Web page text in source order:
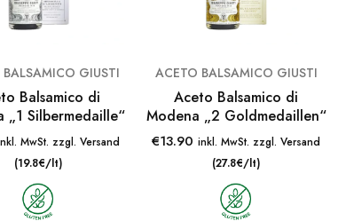
GIUSTI
Balsamico di
„1 Silbermedaille“
MwSt. zzgl. Versand
(19.8€/lt)
ACETO BALSAMICO GIUSTI
Aceto Balsamico di
Modena „2 Goldmedaillen“
€13.90 inkl. MwSt. zzgl. Versand
(27.8€/lt)